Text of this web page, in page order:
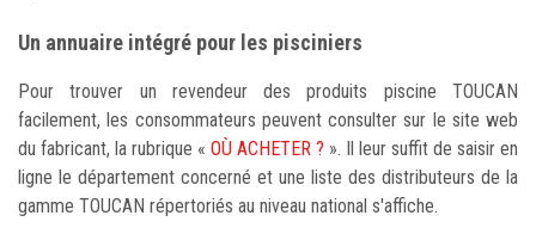
Un annuaire intégré pour les pisciniers
Pour trouver un revendeur des produits piscine TOUCAN
facilement, les consommateurs peuvent consulter sur le site web
du fabricant, la rubrique « OÙ ACHETER ? ». Il leur suffit de saisir en
ligne le département concerné et une liste des distributeurs de la
gamme TOUCAN répertoriés au niveau national s'affiche.